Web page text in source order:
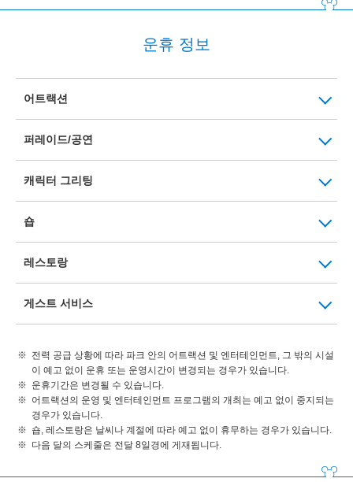
운휴 정보
어트랙션
퍼레이드/공연
캐릭터 그리팅
숍
레스토랑
게스트 서비스
전력 공급 상황에 따라 파크 안의 어트랙션 및 엔터테인먼트, 그 밖의 시설
이 예고 없이 운휴 또는 운영시간이 변경되는 경우가 있습니다.
운휴기간은 변경될 수 있습니다.
어트랙션의 운영 및 엔터테인먼트 프로그램의 개최는 예고 없이 중지되는
경우가 있습니다.
숍, 레스토랑은 날씨나 계절에 따라 예고 없이 휴무하는 경우가 있습니다.
다음 달의 스케줄은 전달 8일경에 게재됩니다.